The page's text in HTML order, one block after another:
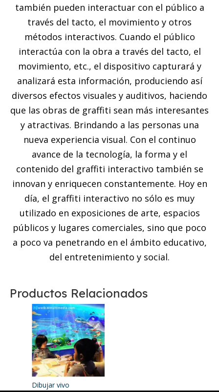
también pueden interactuar con el público a
través del tacto, el movimiento y otros
métodos interactivos. Cuando el público
interactúa con la obra a través del tacto, el
movimiento, etc., el dispositivo capturará y
analizará esta información, produciendo así
diversos efectos visuales y auditivos, haciendo
que las obras de graffiti sean más interesantes
y atractivas. Brindando a las personas una
nueva experiencia visual. Con el continuo
avance de la tecnología, la forma y el
contenido del graffiti interactivo también se
innovan y enriquecen constantemente. Hoy en
día, el graffiti interactivo no sólo es muy
utilizado en exposiciones de arte, espacios
públicos y lugares comerciales, sino que poco
a poco va penetrando en el ámbito educativo,
del entretenimiento y social.
Productos Relacionados
Dibujar vivo